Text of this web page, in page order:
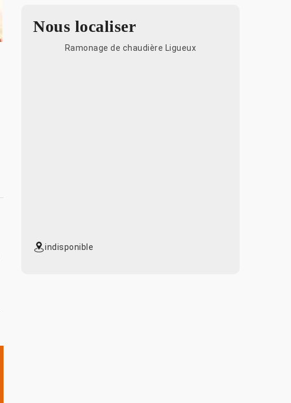
Nous localiser
Ramonage de chaudière Ligueux
indisponible